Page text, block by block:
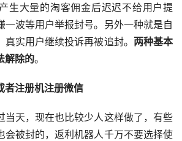
生大量的淘客佣金后迟迟不给用户提
一波等用户举报封号。另外一种就是自
实用户继续投诉再被追封。 两种基本
解除的。
者注册机注册微信
当天，现在也比较少人这样做了，有些
会被封的，返利机器人千万不要选择使